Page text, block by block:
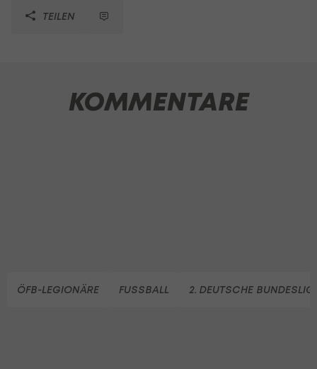
TEILEN
KOMMENTARE
ÖFB-LEGIONÄRE FUSSBALL 2. DEUTSCHE